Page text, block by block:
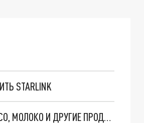
STARLINK
НА СОЦИАЛЬНОЙ ЯРМАРКЕ В НОВОСИБИРСКЕ МОЖНО КУПИТЬ МЯСО, МОЛОКО И ДРУГИЕ ПРОДУКТЫ СО СКИДКАМИ